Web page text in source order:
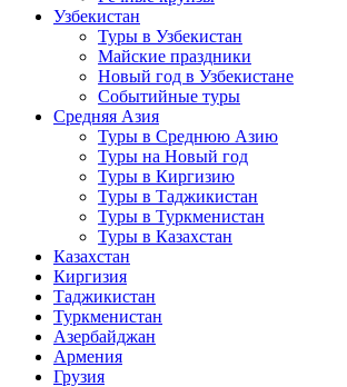
Узбекистан
Туры в Узбекистан
Майские праздники
Новый год в Узбекистане
Событийные туры
Средняя Азия
Туры в Среднюю Азию
Туры на Новый год
Туры в Киргизию
Туры в Таджикистан
Туры в Туркменистан
Туры в Казахстан
Казахстан
Киргизия
Таджикистан
Туркменистан
Азербайджан
Армения
Грузия